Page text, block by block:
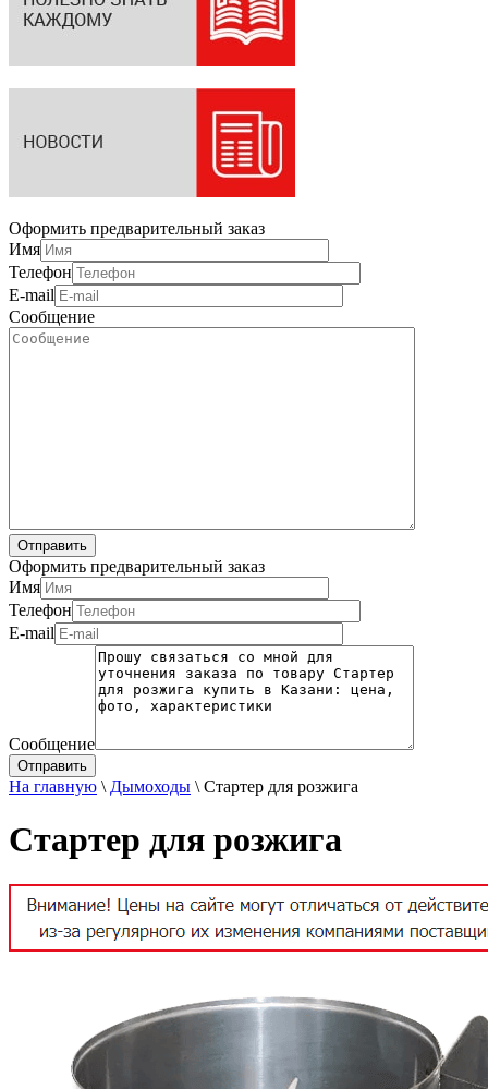
Оформить предварительный заказ
Имя
Телефон
E-mail
Сообщение
Оформить предварительный заказ
Имя
Телефон
E-mail
Сообщение
На главную \ Дымоходы \ Стартер для розжига
Стартер для розжига